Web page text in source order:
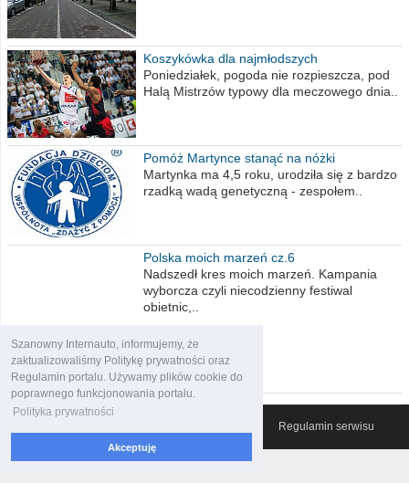
Szanowny Internauto, informujemy, że
zaktualizowaliśmy Politykę prywatności oraz
Regulamin portalu. Używamy plików cookie do
poprawnego funkcjonowania portalu.
Polityka prywatności
Akceptuję
Koszykówka dla najmłodszych
Poniedziałek, pogoda nie rozpieszcza, pod
Halą Mistrzów typowy dla meczowego dnia..
Pomóż Martynce stanąć na nóżki
Martynka ma 4,5 roku, urodziła się z bardzo
rzadką wadą genetyczną - zespołem..
Polska moich marzeń cz.6
Nadszedł kres moich marzeń. Kampania
wyborcza czyli niecodzienny festiwal
obietnic,..
Regulamin serwisu